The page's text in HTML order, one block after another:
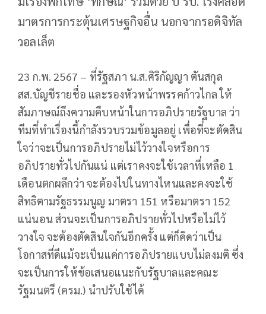
มาตรการกระตุ้นเศรษฐกิจอื่น นอกจากรอดิจิทัล
วอลเล็ต
23 ก.พ. 2567 – ที่รัฐสภา น.ส.ศิริกัญญา ตันสกุล
สส.บัญชีรายชื่อ และรองหัวหน้าพรรคก้าวไกล ให้
สัมภาษณ์ถึงความคืบหน้าในการอภิปรายรัฐบาล ว่า
ทีมที่ทำเรื่องนี้กำลังรวบรวมข้อมูลอยู่ เพื่อที่จะตัดสิน
ใจว่าจะเป็นการอภิปรายไม่ไว้วางใจหรือการ
อภิปรายทั่วไปกันแน่ แต่เราคงจะใช้เวลาที่เหลือ 1
เดือนตกผลึกว่า จะต้องไปในทางไหนและคงจะใช้
สิทธิตามรัฐธรรมนูญ มาตรา 151 หรือมาตรา 152
แน่นอน ส่วนจะเป็นการอภิปรายทั่วไปหรือไม่ไว้
วางใจ จะต้องตัดสินใจกันอีกครั้ง แต่ก็คิดว่าเป็น
โอกาสที่ดีแม้จะเป็นแค่การอภิปรายแบบไม่ลงมติ ซึ่ง
จะเป็นการให้ข้อเสนอแนะกับรัฐบาลและคณะ
รัฐมนตรี (ครม.) นำปรับใช้ได้